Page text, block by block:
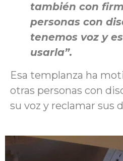
también con
personas con
tenemos voz y
usarla”.
Esa templanza ha
otras personas con
su voz y reclamar sus